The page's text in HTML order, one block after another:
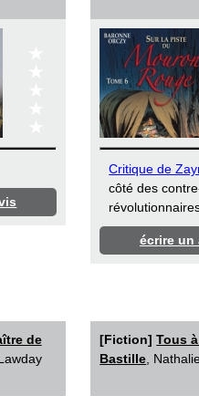
Critique de
côté des
écrire un
de
[Fiction]Tous
Bastille ,